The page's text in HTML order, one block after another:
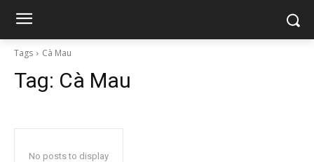
Tags Cà Mau
Tag: Cà Mau
No posts to display